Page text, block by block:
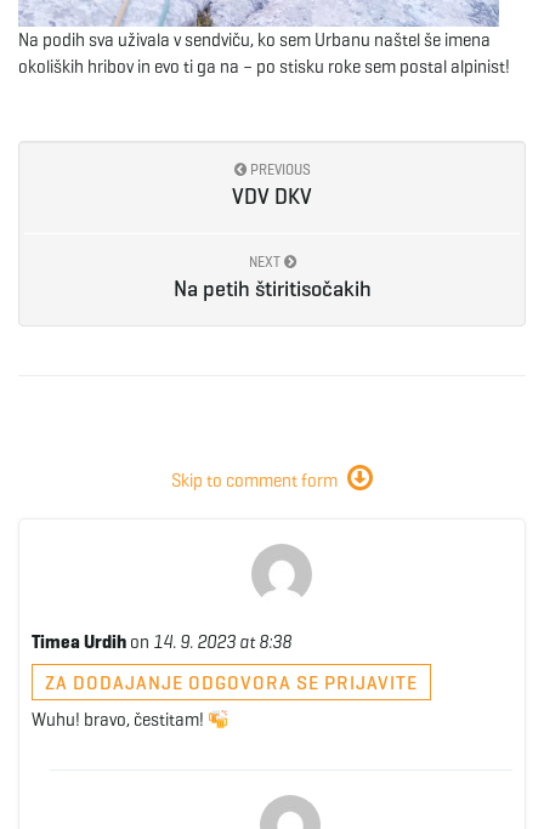
Na podih sva uživala v sendviču, ko sem Urbanu naštel še imena
okoliških hribov in evo ti ga na – po stisku roke sem postal alpinist!
PREVIOUS
VDV DKV
NEXT
Na petih štiritisočakih
Skip to comment form
Timea Urdih on 14. 9. 2023 at 8:38
ZA DODAJANJE ODGOVORA SE PRIJAVITE
Wuhu! bravo, čestitam!